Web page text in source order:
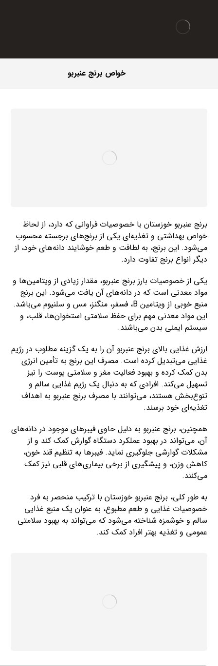
خواص برنج عنبربو
برنج عنبربو خوزستان با خصوصیات فراوانی که دارد، از لحاظ
خواص بهداشتی و تغذیه‌ای یکی از برنج‌های برجسته محسوب
می‌شود. این برنج، به لطافت و طعم خوشایند دانه‌های خود، از
دیگر انواع برنج تفاوت دارد.
یکی از خصوصیات بارز برنج عنبربو، مقدار زیادی از ویتامین‌ها و
مواد معدنی است که در دانه‌های آن یافت می‌شود. این برنج
منبع خوبی از ویتامین B، فسفر، منگنز، مس و سلنیوم می‌باشد.
این مواد معدنی مهم برای حفظ سلامتی استخوان‌ها، قلب، و
سیستم ایمنی بدن می‌باشند.
ارزش غذایی بالای برنج عنبربو آن را به یک گزینه مطلوب در رژیم
غذایی می‌تبدیل کرده است. مصرف این برنج به تأمین انرژی
بدن کمک کرده و بهبود فعالیت مغز و سلامتی پوست را نیز
تسهیل می‌کند. افرادی که به دنبال یک رژیم غذایی سالم و
تنوع‌بخش هستند، می‌توانند با مصرف برنج عنبربو به اهداف
تغذیه‌ای خود برسند.
همچنین، برنج عنبربو به دلیل حاوی فیبرهای موجود در دانه‌های
آن، می‌تواند در بهبود عملکرد دستگاه گوارش کمک کند و از
مشکلات گوارشی جلوگیری نماید. فیبرها به تنظیم قند خون،
کاهش وزن، و پیشگیری از برخی بیماری‌های قلبی نیز کمک
می‌کنند.
به طور کلی، برنج عنبربو خوزستان با ترکیب منحصر به فرد
خصوصیات غذایی و طعم مطبوع، به عنوان یک منبع غذایی
سالم و خوشمزه شناخته می‌شود که می‌تواند به بهبود سلامتی
عمومی و تغذیه بهتر افراد کمک کند.